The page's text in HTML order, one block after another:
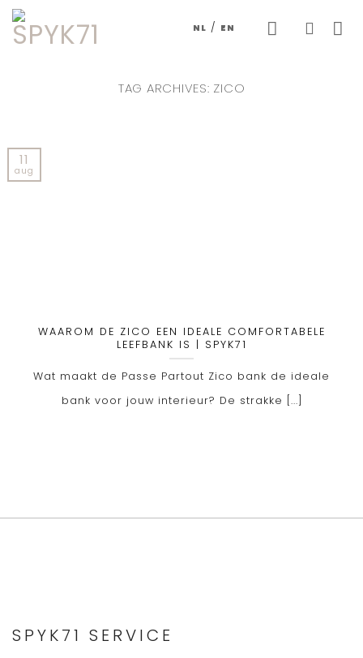
Skip
NL / EN
TAG ARCHIVES: ZICO
WAAROM DE ZICO EEN IDEALE COMFORTABELE
LEEFBANK IS | SPYK71
Wat maakt de Passe Partout Zico bank de ideale
bank voor jouw interieur? De strakke [...]
11
aug
SPYK71 SERVICE